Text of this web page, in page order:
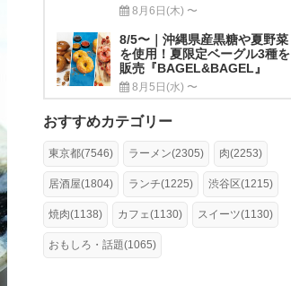
8月6日(木) 〜
8/5〜｜沖縄県産黒糖や夏野菜
を使用！夏限定ベーグル3種を
販売『BAGEL&BAGEL』
8月5日(水) 〜
おすすめカテゴリー
東京都(7546) ラーメン(2305) 肉(2253)
居酒屋(1804) ランチ(1225) 渋谷区(1215)
焼肉(1138) カフェ(1130) スイーツ(1130)
おもしろ・話題(1065)